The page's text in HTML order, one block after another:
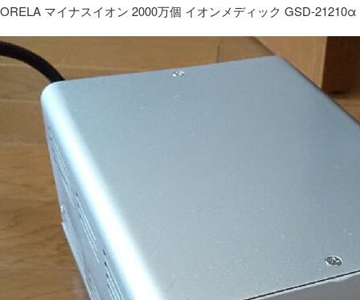
ORELA マイナスイオン 2000万個 イオンメディック GSD-21210α